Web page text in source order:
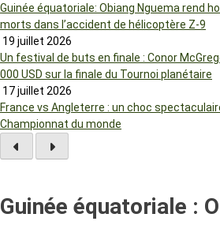
Guinée équatoriale: Obiang Nguema rend
morts dans l’accident de hélicoptère Z-9
19 juillet 2026
Un festival de buts en finale : Conor
000 USD sur la finale du Tournoi planétaire
17 juillet 2026
France vs Angleterre : un choc
Championnat du monde
Guinée équatoriale :